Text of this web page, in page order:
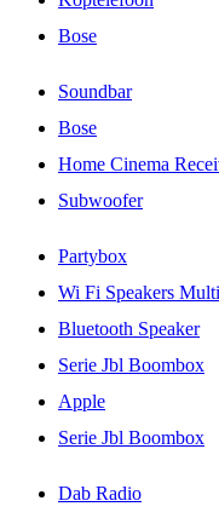
Bose
Soundbar
Bose
Home Cinema
Subwoofer
Partybox
Wi Fi Speakers
Bluetooth Speaker
Serie Jbl Boombox
Apple
Serie Jbl Boombox
Dab Radio